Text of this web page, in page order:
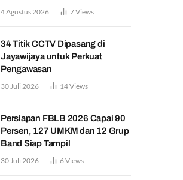
4 Agustus 2026 7Views
34 Titik CCTV Dipasang di
Jayawijaya untuk Perkuat
Pengawasan
30 Juli 2026 14Views
Persiapan FBLB 2026 Capai 90
Persen, 127 UMKM dan 12 Grup
Band Siap Tampil
30 Juli 2026 6Views